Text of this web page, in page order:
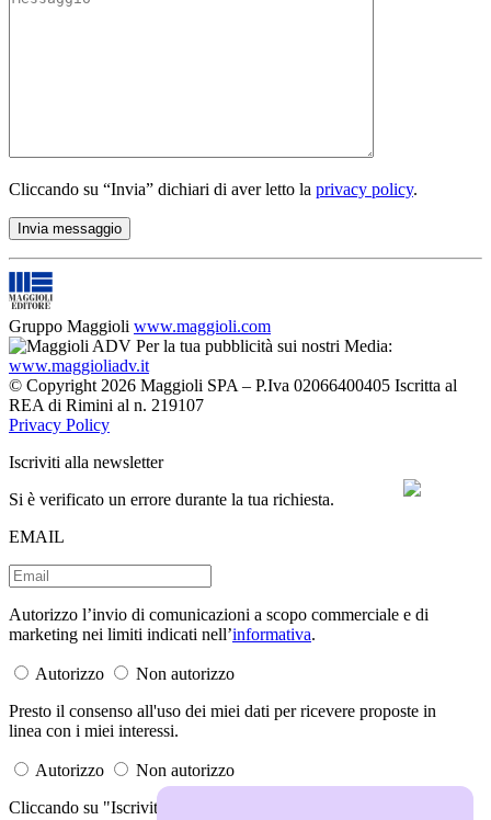
Cliccando su “Invia” dichiari di aver letto la privacy policy.
Gruppo Maggioli www.maggioli.com
Per la tua pubblicità sui nostri Media:
www.maggioliadv.it
© Copyright 2026 Maggioli SPA – P.Iva 02066400405 Iscritta al
REA di Rimini al n. 219107
Privacy Policy
Iscriviti alla newsletter
Si è verificato un errore durante la tua richiesta.
EMAIL
Autorizzo l’invio di comunicazioni a scopo commerciale e di
marketing nei limiti indicati nell’informativa.
Autorizzo
Non autorizzo
Presto il consenso all'uso dei miei dati per ricevere proposte in
linea con i miei interessi.
Autorizzo
Non autorizzo
Cliccando su "Iscriviti" dichiari di aver letto e accettato la